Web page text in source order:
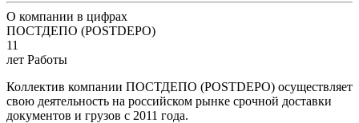
О компании в цифрах
ПОСТДЕПО (POSTDEPO)
11
лет Работы
Коллектив компании ПОСТДЕПО (POSTDEPO) осуществляет
свою деятельность на российском рынке срочной доставки
документов и грузов с 2011 года.